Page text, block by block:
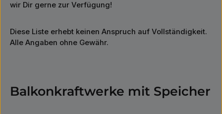
wir Dir gerne zur Verfügung!
Diese Liste erhebt keinen Anspruch auf Vollständigkeit.
Alle Angaben ohne Gewähr.
Balkonkraftwerke mit Speicher